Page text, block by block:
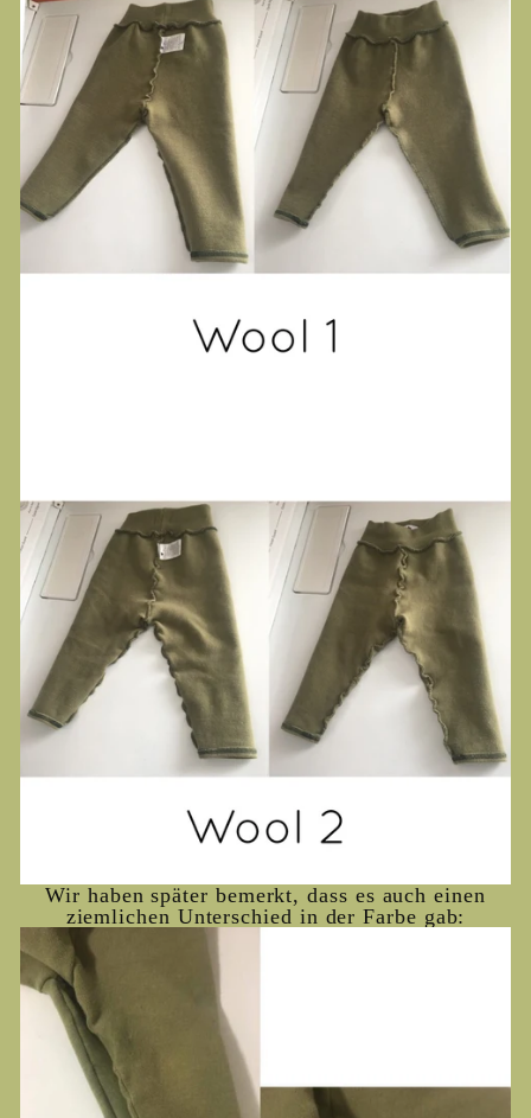
Wir haben später bemerkt, dass es auch einen
ziemlichen Unterschied in der Farbe gab: